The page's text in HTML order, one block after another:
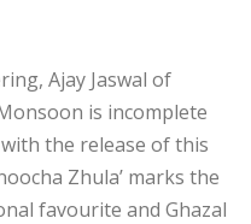
Ajay Jaswal of
is incomplete
the release of this
Zhula’ marks the
favourite and Ghazal